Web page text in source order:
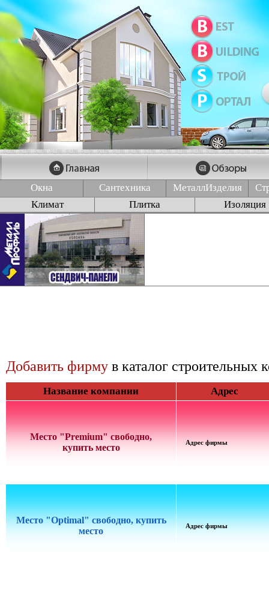
Окна Сантехника МеталлИзделия
Климат
Плитка Изоляция
Добавить фирму в каталог строительных
Название компании Адрес
Место "Premium" свободно,
купить место
Адрес фирмы
Место "Optimal" свободно, купить
место
Адрес фирмы